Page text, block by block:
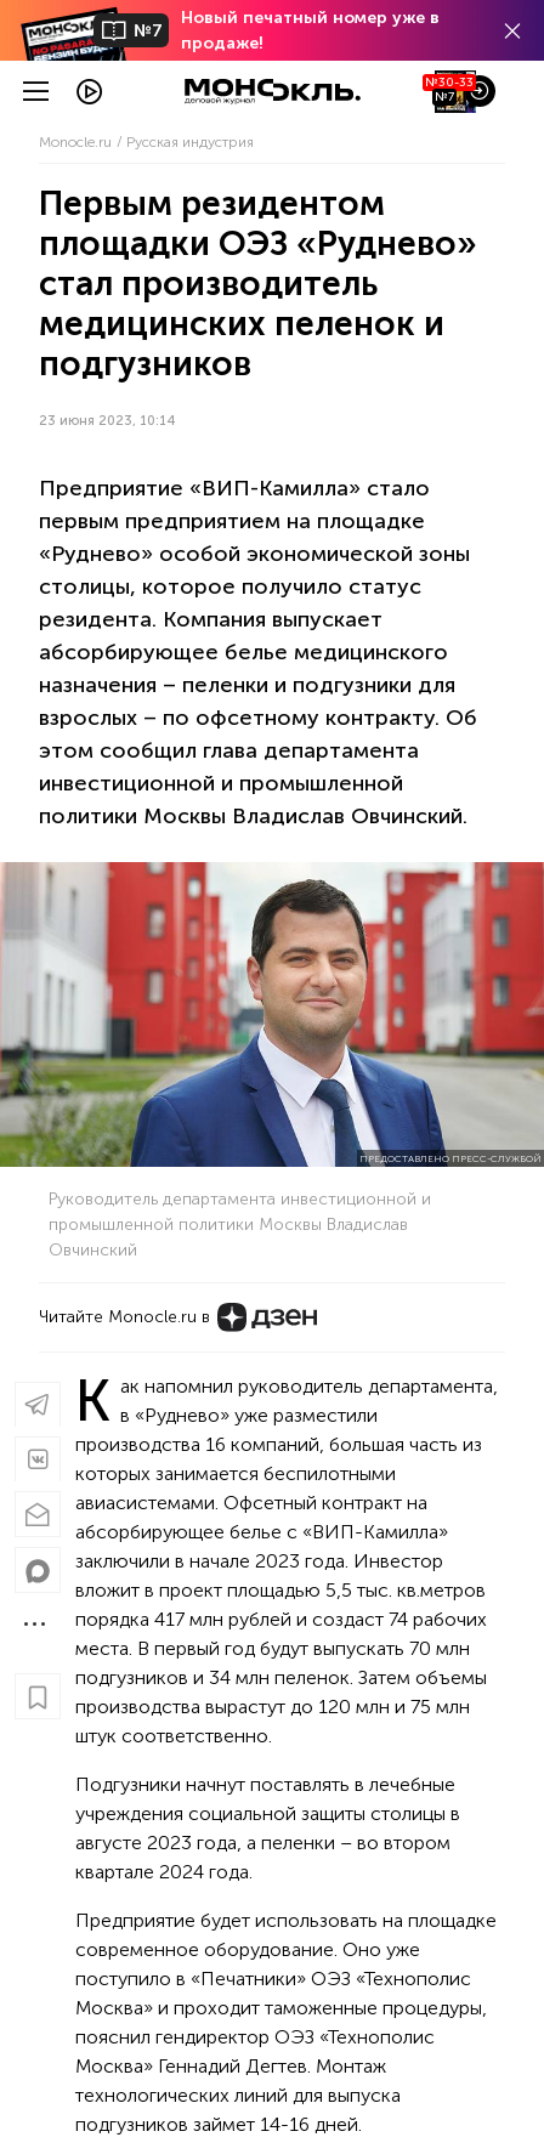
№7
Новый печатный номер уже в
продаже!
№30-33
№7
Monocle.ru Русская индустрия
Первым резидентом
площадки ОЭЗ «Руднево»
стал производитель
медицинских пеленок и
подгузников
23 июня 2023, 10:14
Предприятие «ВИП-Камилла» стало
первым предприятием на площадке
«Руднево» особой экономической зоны
столицы, которое получило статус
резидента. Компания выпускает
абсорбирующее белье медицинского
назначения – пеленки и подгузники для
взрослых – по офсетному контракту. Об
этом сообщил глава департамента
инвестиционной и промышленной
политики Москвы Владислав Овчинский.
ПРЕДОСТАВЛЕНО ПРЕСС-СЛУЖБОЙ
Руководитель департамента инвестиционной и
промышленной политики Москвы Владислав
Овчинский
Читайте Monocle.ru в
К ак напомнил руководитель департамента,
в «Руднево» уже разместили
производства 16 компаний, большая часть из
которых занимается беспилотными
авиасистемами. Офсетный контракт на
абсорбирующее белье с «ВИП-Камилла»
заключили в начале 2023 года. Инвестор
вложит в проект площадью 5,5 тыс. кв.метров
порядка 417 млн рублей и создаст 74 рабочих
места. В первый год будут выпускать 70 млн
подгузников и 34 млн пеленок. Затем объемы
производства вырастут до 120 млн и 75 млн
штук соответственно.
Подгузники начнут поставлять в лечебные
учреждения социальной защиты столицы в
августе 2023 года, а пеленки – во втором
квартале 2024 года.
Предприятие будет использовать на площадке
современное оборудование. Оно уже
поступило в «Печатники» ОЭЗ «Технополис
Москва» и проходит таможенные процедуры,
пояснил гендиректор ОЭЗ «Технополис
Москва» Геннадий Дегтев. Монтаж
технологических линий для выпуска
подгузников займет 14-16 дней.